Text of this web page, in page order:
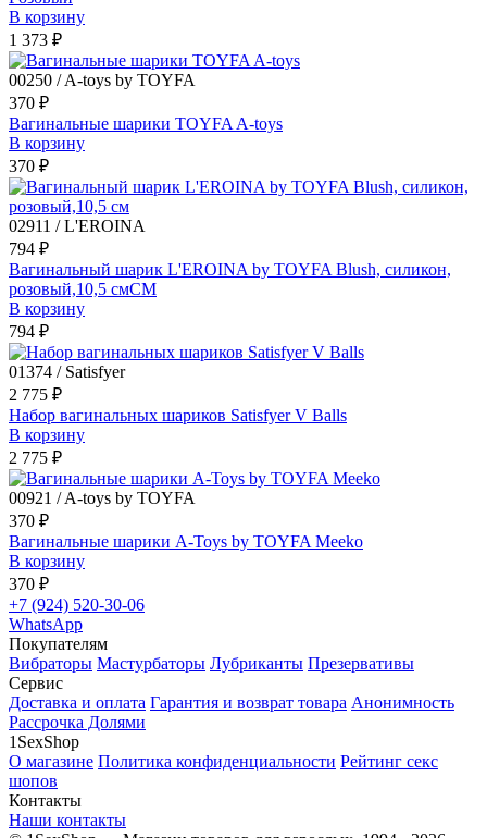
В корзину
1 373 ₽
00250 / A-toys by TOYFA
370 ₽
Вагинальные шарики TOYFA A-toys
В корзину
370 ₽
02911 / L'EROINA
794 ₽
Вагинальный шарик L'EROINA by TOYFA Blush, силикон,
розовый,10,5 смСМ
В корзину
794 ₽
01374 / Satisfyer
2 775 ₽
Набор вагинальных шариков Satisfyer V Balls
В корзину
2 775 ₽
00921 / A-toys by TOYFA
370 ₽
Вагинальные шарики A-Toys by TOYFA Meeko
В корзину
370 ₽
+7 (924) 520-30-06
WhatsApp
Покупателям
Вибраторы Мастурбаторы Лубриканты Презервативы
Сервис
Доставка и оплата Гарантия и возврат товара Анонимность
Рассрочка Долями
1SexShop
О магазине Политика конфиденциальности Рейтинг секс
шопов
Контакты
Наши контакты